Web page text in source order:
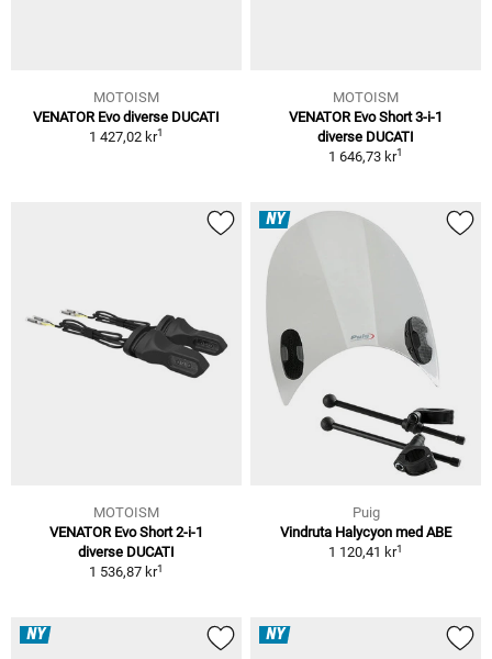
MOTOISM
VENATOR Evo diverse DUCATI
1 427,02 kr1
MOTOISM
VENATOR Evo Short 3-i-1
diverse DUCATI
1 646,73 kr1
MOTOISM
VENATOR Evo Short 2-i-1
diverse DUCATI
1 536,87 kr1
NY
Puig
Vindruta Halycyon med ABE
1 120,41 kr1
NY NY